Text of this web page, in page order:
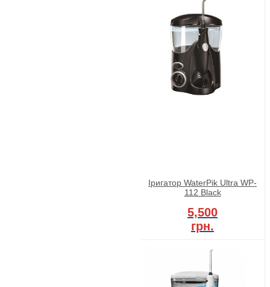
Іригатор WaterPik Ultra WP-
112 Black
5,500
грн.